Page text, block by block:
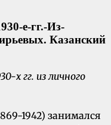
х гг. из личного
1942) занимался